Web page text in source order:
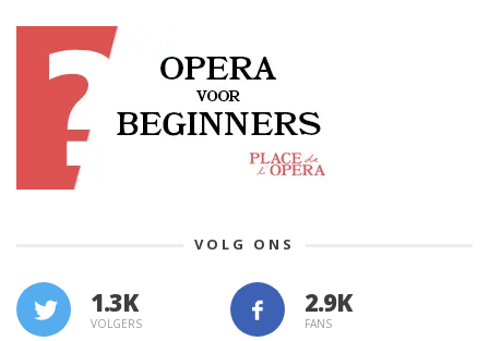
VOLG ONS
1.3K
VOLGERS FANS